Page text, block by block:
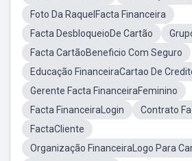
Foto Da RaquelFacta Financeira
Facta DesbloqueioDe Cartão
Facta CartãoBeneficio Com Seguro
Educação FinanceiraCartao De
Gerente Facta FinanceiraFeminino
Facta FinanceiraLogin
Contrato
FactaCliente
Organização FinanceiraLogo Para